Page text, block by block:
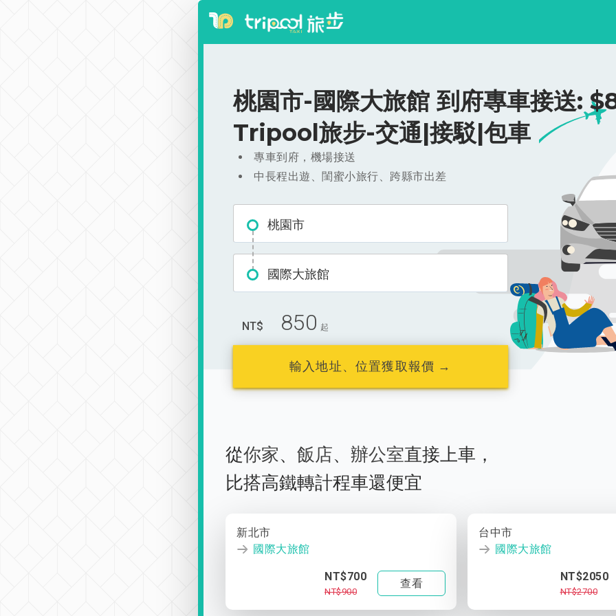
桃園市-國際大旅館 到府專車接送:
Tripool旅步-交通|接駁|包車
專車到府，機場接送
中長程出遊、閨蜜小旅行、跨縣市出差
桃園市
國際大旅館
NT$ 850 起
輸入地址、位置獲取報價 →
從你家、 飯店、 辦公室直接上車，
比搭高鐵轉計程車還便宜
新北市
國際大旅館
NT$700
NT$900
查看
台中市
國際大旅館
NT$2050
NT$2700